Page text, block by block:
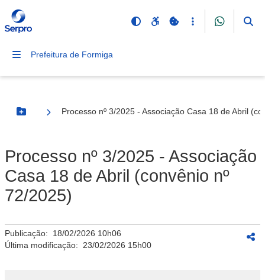
Prefeitura de Formiga
Botão Menu
Processo nº 3/2025 - Associação Casa 18 de Abril
Processo nº 3/2025 - Associação
Casa 18 de Abril (convênio nº
72/2025)
Publicação: 18/02/2026 10h06
Última modificação: 23/02/2026 15h00